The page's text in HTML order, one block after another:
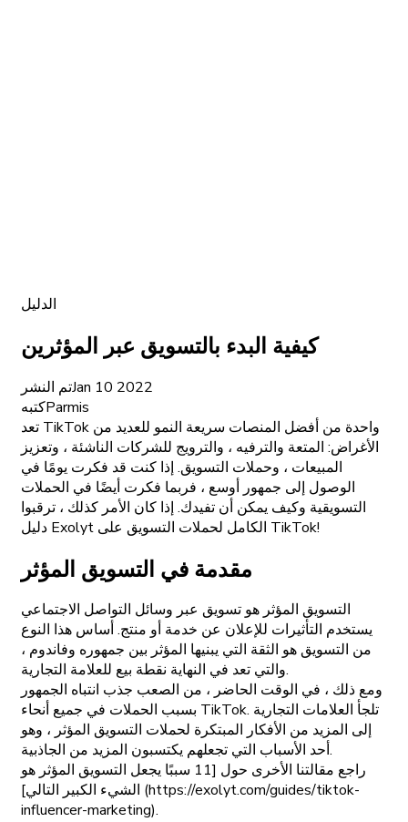
الدليل
كيفية البدء بالتسويق عبر المؤثرين
تم النشرJan 10 2022
كتبهParmis
تعد TikTok واحدة من أفضل المنصات سريعة النمو للعديد من
الأغراض: المتعة والترفيه ، والترويج للشركات الناشئة ، وتعزيز
المبيعات ، وحملات التسويق. إذا كنت قد فكرت يومًا في
الوصول إلى جمهور أوسع ، فربما فكرت أيضًا في الحملات
التسويقية وكيف يمكن أن تفيدك. إذا كان الأمر كذلك ، ترقبوا
دليل Exolyt الكامل لحملات التسويق على TikTok!
مقدمة في التسويق المؤثر
التسويق المؤثر هو تسويق عبر وسائل التواصل الاجتماعي
يستخدم التأثيرات للإعلان عن خدمة أو منتج. أساس هذا النوع
من التسويق هو الثقة التي يبنيها المؤثر بين جمهوره وفاندوم ،
والتي تعد في النهاية نقطة بيع للعلامة التجارية.
ومع ذلك ، في الوقت الحاضر ، من الصعب جذب انتباه الجمهور
بسبب الحملات في جميع أنحاء TikTok. تلجأ العلامات التجارية
إلى المزيد من الأفكار المبتكرة لحملات التسويق المؤثر ، وهو
أحد الأسباب التي تجعلهم يكتسبون المزيد من الجاذبية.
راجع مقالتنا الأخرى حول [11 سببًا يجعل التسويق المؤثر هو
الشيء الكبير التالي] (https://exolyt.com/guides/tiktok-
influencer-marketing).